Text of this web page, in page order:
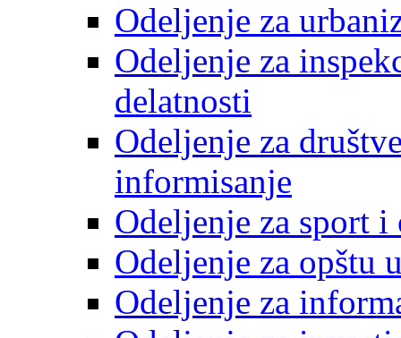
Odeljenje za
Odeljenje za
delatnosti
Odeljenje za
informisanje
Odeljenje za sport
Odeljenje za opštu
Odeljenje za